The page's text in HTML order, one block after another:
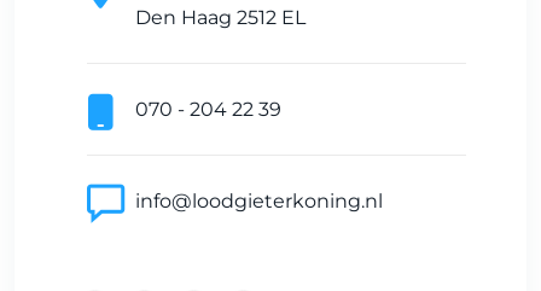
Den Haag 2512 EL
070 - 204 22 39
info@loodgieterkoning.nl